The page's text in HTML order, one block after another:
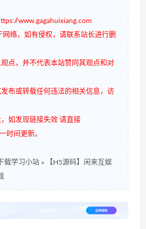
www.gagahuixiang.com
络，如有侵权，请联系站长进行删
点，并不代表本站赞同其观点和对
布或转载任何违法的相关信息，访
如发现链接失效 请直接
时间更新。
载学习小站 »
【H5源码】闲来互娱